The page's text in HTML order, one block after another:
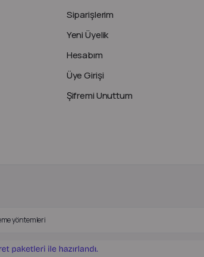
Siparişlerim
Yeni Üyelik
Hesabım
Üye Girişi
Şifremi Unuttum
e-